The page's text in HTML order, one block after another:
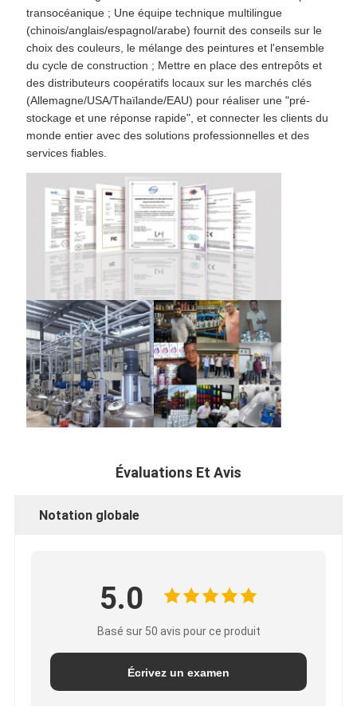
transocéanique ; Une équipe technique multilingue
(chinois/anglais/espagnol/arabe) fournit des conseils sur le
choix des couleurs, le mélange des peintures et l'ensemble
du cycle de construction ; Mettre en place des entrepôts et
des distributeurs coopératifs locaux sur les marchés clés
(Allemagne/USA/Thaïlande/EAU) pour réaliser une "pré-
stockage et une réponse rapide", et connecter les clients du
monde entier avec des solutions professionnelles et des
services fiables.
Évaluations Et Avis
Notation globale
5.0
Basé sur 50 avis pour ce produit
Écrivez un examen